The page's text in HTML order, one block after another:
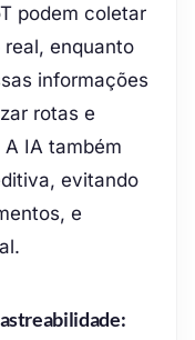
podem coletar
enquanto
informações
rotas e
IA também
evitando
e